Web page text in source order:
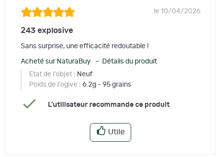
le 10/04/2026
243 explosive
Sans surprise, une efficacité redoutable !
Acheté sur NaturaBuy – Détails du produit
Etat de l'objet : Neuf
Poids de l'ogive : 6.2g - 95 grains
L'utilisateur recommande ce produit
Utile